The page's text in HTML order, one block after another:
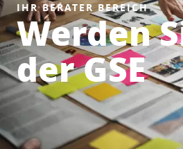
IHR BERATER BEREICH
Werden
der GSE